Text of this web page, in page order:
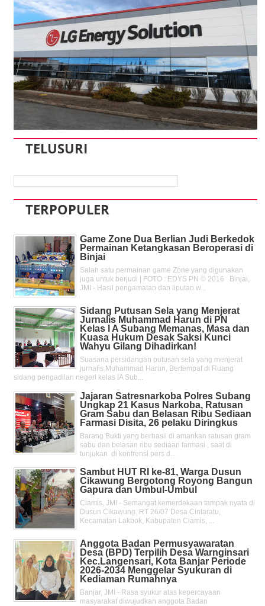
TELUSURI
TERPOPULER
Game Zone Dua Berlian Judi Berkedok
Permainan Ketangkasan Beroperasi di
Binjai
Salah satu permainan game Zone yang digunakan
juga untuk berjudi | FOTO : EDYS PN © 2016 Binjai,
JMI - Hasil pengamatan dan liputan w...
Sidang Putusan Sela yang Menjerat
Jurnalis Muhammad Harun di PN
Kelas l A Subang Memanas, Masa dan
Kuasa Hukum Desak Saksi Kunci
Wahyu Gilang Dihadirkan!
Suasana persidangan putusan sela yang menjerat
jurnalis Muhammad Harun, Bertempat di Ruang
sidang pengadilan negeri kelas IA Sub...
Jajaran Satresnarkoba Polres Subang
Ungkap 21 Kasus Narkoba, Ratusan
Gram Sabu dan Belasan Ribu Sediaan
Farmasi Disita, 26 pelaku Diringkus
Barang Bukti yang berhasil di amankan ratusan gram
sabu dan belasan ribu sediaan farmasi , saat di
tunjukan di konfrensi pers d...
Sambut HUT RI ke-81, Warga Dusun
Cikawung Bergotong Royong Bangun
Gapura dan Umbul-Umbul
Ciamis, JMI - Semangat kemerdekaan tampak nyata di
Dusun Cikawung, RT 26/07 Desa Cintaratu,
Kecamatan Lakbok, Kabupaten Ciamis, ...
Anggota Badan Permusyawaratan
Desa (BPD) Terpilih Desa Warnginsari
Kec.Langensari, Kota Banjar Periode
2026-2034 Menggelar Syukuran di
Kediaman Rumahnya
Banjar, JMI - Rasa syukur atas kepercayaan
masyarakat diwujudkan anggota Badan